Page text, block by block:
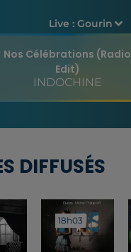
Live :Gourin
Nos Célébrations (radio
Edit)
INDOCHINE
DIFFUSÉS
18h03
18h03